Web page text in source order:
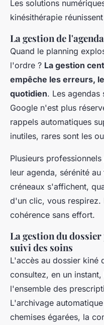
Les solutions
kinésithérapie
La gestion de
Quand le planning
l'ordre ? La gestion
empêche les erreurs,
quotidien. Les
Google n'est plus
rappels automatiques
inutiles, rares sont les
Plusieurs
leur agenda, sérénité
créneaux s'affichent,
d'un clic, vous respirez.
cohérence sans effort.
La gestion du
suivi des soins
L'accès au dossier kiné
consultez, en un
l'ensemble des
L'archivage
chemises égarées, la